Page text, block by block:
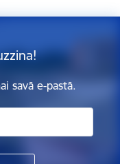
savā e-pastā.